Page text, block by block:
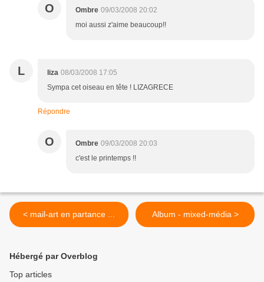
O Ombre 09/03/2008 20:02
moi aussi z'aime beaucoup!!
L liza 08/03/2008 17:05
Sympa cet oiseau en tête ! LIZAGRECE
Répondre
O Ombre 09/03/2008 20:03
c'est le printemps !!
< mail-art en partance ... Album - mixed-média >
Hébergé par Overblog
Top articles